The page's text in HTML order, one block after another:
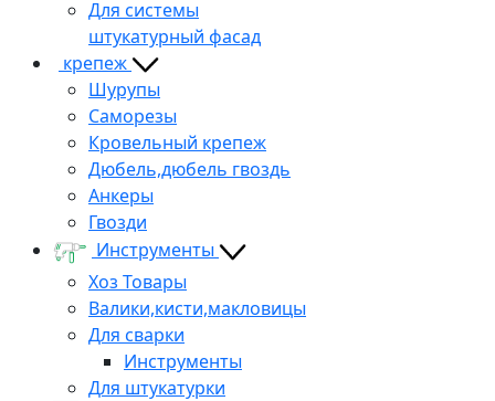
Для системы
штукатурный фасад
крепеж
Шурупы
Саморезы
Кровельный крепеж
Дюбель,дюбель гвоздь
Анкеры
Гвозди
Инструменты
Хоз Товары
Валики,кисти,макловицы
Для сварки
Инструменты
Для штукатурки